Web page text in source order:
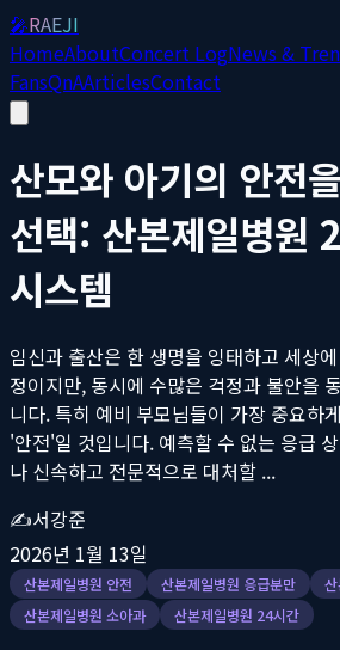
🎤RAEJI
HomeAboutConcert LogNews &
FansQnAArticlesContact
산모와 아기의 안전
선택: 산본제일병원
시스템
임신과 출산은 한 생명을 잉태하고 세상
정이지만, 동시에 수많은 걱정과 불안을
니다. 특히 예비 부모님들이 가장 중요하
'안전'일 것입니다. 예측할 수 없는 응급
나 신속하고 전문적으로 대처할 ...
✍️서강준
2026년 1월 13일
산본제일병원 안전 산본제일병원 응급분만
산본제일병원 소아과
산본제일병원 24시간